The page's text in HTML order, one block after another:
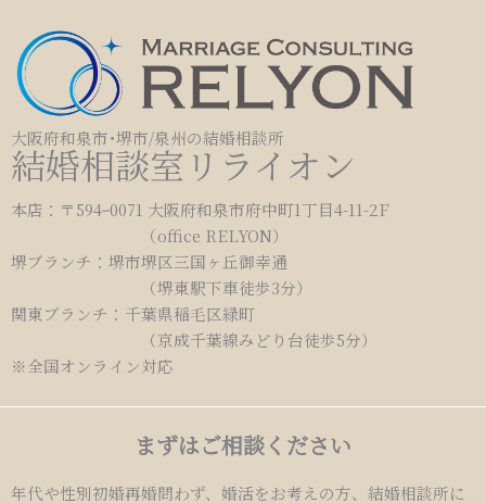
大阪府和泉市･堺市/泉州の結婚相談所
結婚相談室リライオン
本店：〒594ｰ0071 大阪府和泉市府中町1丁目4-11-2F
（office RELYON）
堺ブランチ：堺市堺区三国ヶ丘御幸通
（堺東駅下車徒歩3分）
関東ブランチ：千葉県稲毛区緑町
（京成千葉線みどり台徒歩5分）
※全国オンライン対応
まずはご相談ください
年代や性別初婚再婚問わず、婚活をお考えの方、結婚相談所に